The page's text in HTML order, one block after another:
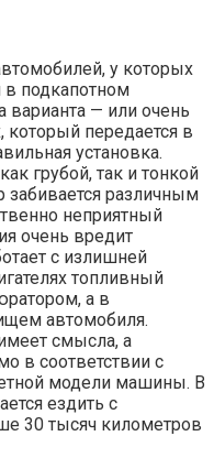
у которых
подкапотном
варианта — или очень
который передается в
установка.
грубой, так и тонкой
забивается различным
неприятный
очень вредит
с излишней
топливный
а в
автомобиля.
смысла, а
в соответствии с
модели машины. В
ездить с
30 тысяч километров